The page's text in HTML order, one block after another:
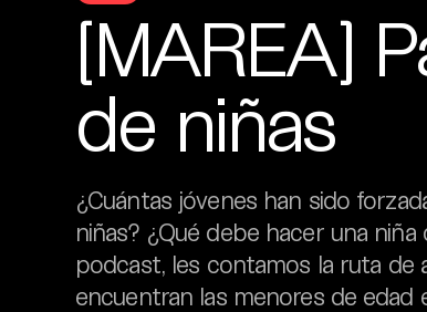
[MAREA]
de niñas
¿Cuántas jóvenes han sido
niñas? ¿Qué debe hacer una
podcast, les contamos la ruta de
encuentran las menores de edad